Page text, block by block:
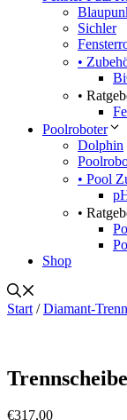
Sichler
•
•
Poolroboter
Dolphin
• Pool
•
Shop
Start /Diamant-
€317,00